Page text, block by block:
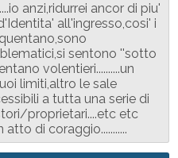
anzi,ridurrei ancor di piu'
all'ingresso,cosi' i
sentono ''sotto
volentieri..........un
limiti,altro le sale
a tutta una serie di
proprietari....etc etc
atto di coraggio...........